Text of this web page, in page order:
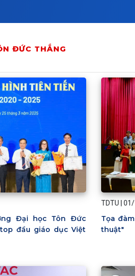
ĐỨC THẮNG
Đại học Tôn Đức
đầu giáo dục Việt
TDTU
Tọa
thuật"